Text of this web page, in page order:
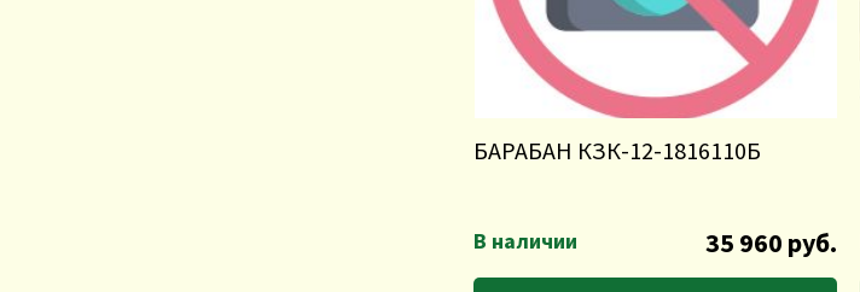
БАРАБАН КЗК-12-1816110Б
В наличии 35 960 руб.